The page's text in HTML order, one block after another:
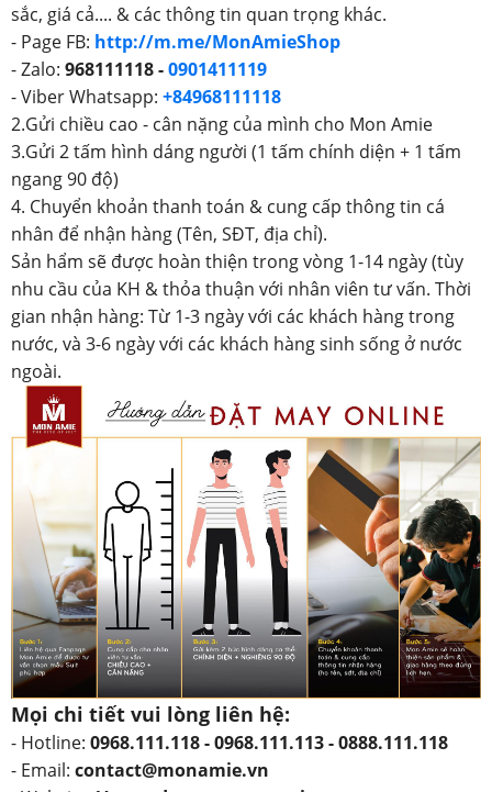
sắc, giá cả.... & các thông tin quan trọng khác.
- Page FB: http://m.me/MonAmieShop
- Zalo: 968111118 -0901411119
- Viber Whatsapp: +84968111118
2.Gửi chiều cao - cân nặng của mình cho Mon Amie
3.Gửi 2 tấm hình dáng người (1 tấm chính diện + 1 tấm
ngang 90 độ)
4. Chuyển khoản thanh toán & cung cấp thông tin cá
nhân để nhận hàng (Tên, SĐT, địa chỉ).
Sản hẩm sẽ được hoàn thiện trong vòng 1-14 ngày (tùy
nhu cầu của KH & thỏa thuận với nhân viên tư vấn. Thời
gian nhận hàng: Từ 1-3 ngày với các khách hàng trong
nước, và 3-6 ngày với các khách hàng sinh sống ở nước
ngoài.
Mọi chi tiết vui lòng liên hệ:
- Hotline: 0968.111.118 - 0968.111.113 - 0888.111.118
- Email: contact@monamie.vn